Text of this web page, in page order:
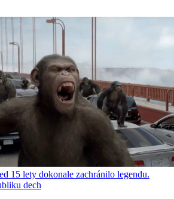
15 lety dokonale zachránilo legendu.
dech